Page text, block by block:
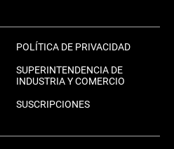
POLÍTICA DE PRIVACIDAD
SUPERINTENDENCIA DE
INDUSTRIA Y COMERCIO
SUSCRIPCIONES